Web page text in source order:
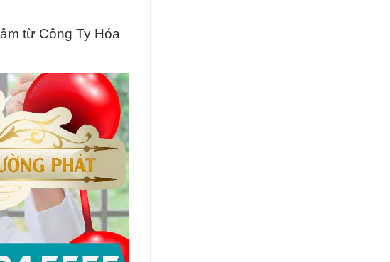
từ Công Ty Hóa